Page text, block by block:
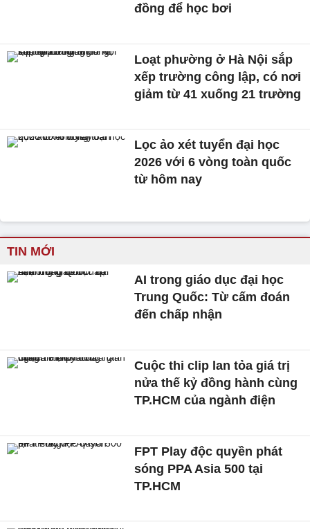
đồng để học bơi
Loạt phường ở Hà Nội sắp
xếp trường công lập, có nơi
giảm từ 41 xuống 21 trường
Lọc ảo xét tuyển đại học
2026 với 6 vòng toàn quốc
từ hôm nay
TIN MỚI
AI trong giáo dục đại học
Trung Quốc: Từ cấm đoán
đến chấp nhận
Cuộc thi clip lan tỏa giá trị
nửa thế kỷ đồng hành cùng
TP.HCM của ngành điện
FPT Play độc quyền phát
sóng PPA Asia 500 tại
TP.HCM